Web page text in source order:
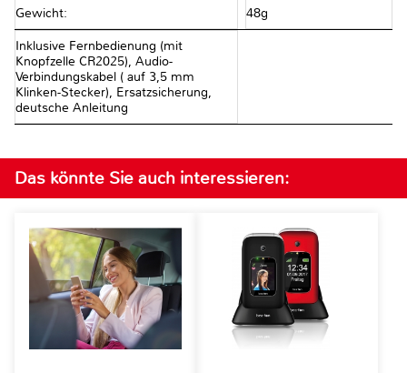
Gewicht: 48g
Inklusive Fernbedienung (mit
Knopfzelle CR2025), Audio-
Verbindungskabel ( auf 3,5 mm
Klinken-Stecker), Ersatzsicherung,
deutsche Anleitung
Das könnte Sie auch interessieren: